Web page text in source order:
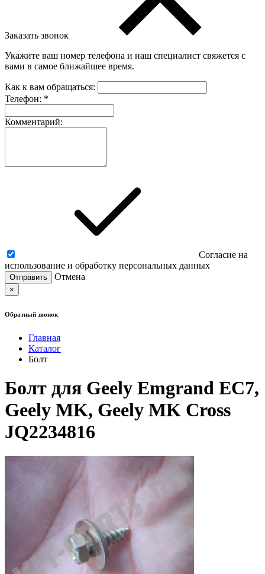
Заказать звонок
Укажите ваш номер телефона и наш специалист свяжется с
вами в самое ближайшее время.
Как к вам обращаться:
Телефон: *
Комментарий:
Согласие на
использование и обработку персональных данных
Отмена
×
Обратный звонок
Главная
Каталог
Болт
Болт для Geely Emgrand EC7,
Geely MK, Geely MK Cross
JQ2234816